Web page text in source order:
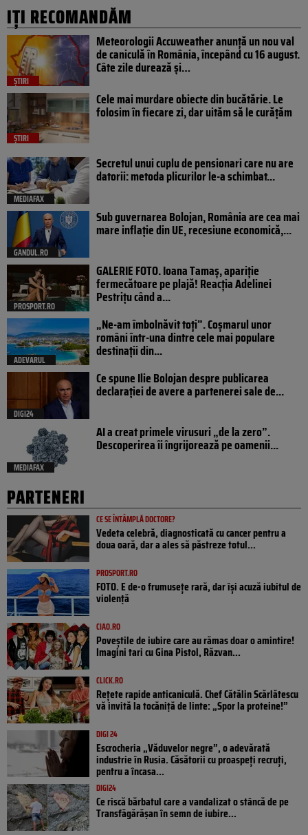
IȚI RECOMANDĂM
ȘTIRI
Meteorologii Accuweather anunță un nou val
de caniculă în România, începând cu 16 august.
Câte zile durează și…
ȘTIRI
Cele mai murdare obiecte din bucătărie. Le
folosim în fiecare zi, dar uităm să le curățăm
MEDIAFAX
Secretul unui cuplu de pensionari care nu are
datorii: metoda plicurilor le-a schimbat...
GANDUL.RO
Sub guvernarea Bolojan, România are cea mai
mare inflație din UE, recesiune economică,...
PROSPORT.RO
GALERIE FOTO. Ioana Tamaş, apariție
fermecătoare pe plajă! Reacția Adelinei
Pestrițu când a...
ADEVARUL
„Ne-am îmbolnăvit toți”. Coșmarul unor
români într-una dintre cele mai populare
destinații din...
DIGI24
Ce spune Ilie Bolojan despre publicarea
declarației de avere a partenerei sale de...
MEDIAFAX
AI a creat primele virusuri „de la zero”.
Descoperirea îi îngrijorează pe oamenii...
PARTENERI
CE SE ÎNTÂMPLĂ DOCTORE?
Vedeta celebră, diagnosticată cu cancer pentru a
doua oară, dar a ales să păstreze totul...
PROSPORT.RO
FOTO. E de-o frumusețe rară, dar își acuză iubitul de
violență
CIAO.RO
Poveştile de iubire care au rămas doar o amintire!
Imagini tari cu Gina Pistol, Răzvan...
CLICK.RO
Rețete rapide anticaniculă. Chef Cătălin Scărlătescu
vă invită la tocăniță de linte: „Spor la proteine!”
DIGI 24
Escrocheria „Văduvelor negre”, o adevărată
industrie în Rusia. Căsătorii cu proaspeți recruți,
pentru a încasa...
DIGI24
Ce riscă bărbatul care a vandalizat o stâncă de pe
Transfăgărășan în semn de iubire...